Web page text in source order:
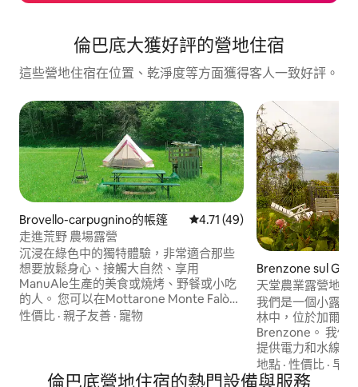
倫巴底大獲好評的營地住宿
這些營地住宿在位置、乾淨度等方面獲得客人一致好評。
Brovello-carpugnino的帳篷 從 49 則評價中獲得 4.71 的平
4.71 (49)
走進荒野 農場露營
沉浸在綠色中的獨特體驗，非常適合那些
想要放鬆身心、接觸大自然、享用
ManuAle生產的美食或燒烤、野餐或小吃
的人。 您可以在Mottarone Monte Falò的
美妙環境中散步，適合那些喜歡山脈的
將會恢復活力！
性價比 · 親子友善 · 寵物
Brenzone sul
天堂農業露營地 -
我們是一個小露營
林中，位於加爾
Brenzone。 我們
提供電力和水線。
咖啡館，您可以每
和羊角面包。 此
地點 ·性價比 ·早餐
倫巴底營地住宿的熱門設備與服務